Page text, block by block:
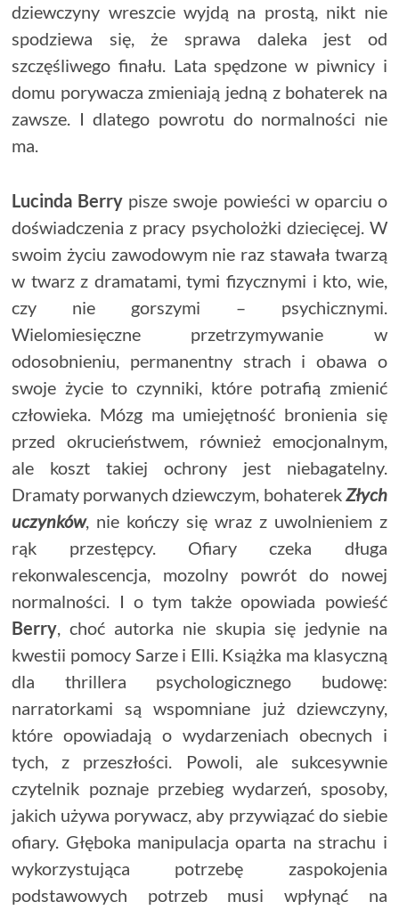
dziewczyny wreszcie wyjdą na prostą, nikt nie
spodziewa się, że sprawa daleka jest od
szczęśliwego finału. Lata spędzone w piwnicy i
domu porywacza zmieniają jedną z bohaterek na
zawsze. I dlatego powrotu do normalności nie
ma.
Lucinda Berry pisze swoje powieści w oparciu o
doświadczenia z pracy psycholożki dziecięcej. W
swoim życiu zawodowym nie raz stawała twarzą
w twarz z dramatami, tymi fizycznymi i kto, wie,
czy nie gorszymi – psychicznymi.
Wielomiesięczne przetrzymywanie w
odosobnieniu, permanentny strach i obawa o
swoje życie to czynniki, które potrafią zmienić
człowieka. Mózg ma umiejętność bronienia się
przed okrucieństwem, również emocjonalnym,
ale koszt takiej ochrony jest niebagatelny.
Dramaty porwanych dziewczym, bohaterekZłych
uczynków, nie kończy się wraz z uwolnieniem z
rąk przestępcy. Ofiary czeka długa
rekonwalescencja, mozolny powrót do nowej
normalności. I o tym także opowiada powieść
Berry, choć autorka nie skupia się jedynie na
kwestii pomocy Sarze i Elli. Książka ma klasyczną
dla thrillera psychologicznego budowę:
narratorkami są wspomniane już dziewczyny,
które opowiadają o wydarzeniach obecnych i
tych, z przeszłości. Powoli, ale sukcesywnie
czytelnik poznaje przebieg wydarzeń, sposoby,
jakich używa porywacz, aby przywiązać do siebie
ofiary. Głęboka manipulacja oparta na strachu i
wykorzystująca potrzebę zaspokojenia
podstawowych potrzeb musi wpłynąć na